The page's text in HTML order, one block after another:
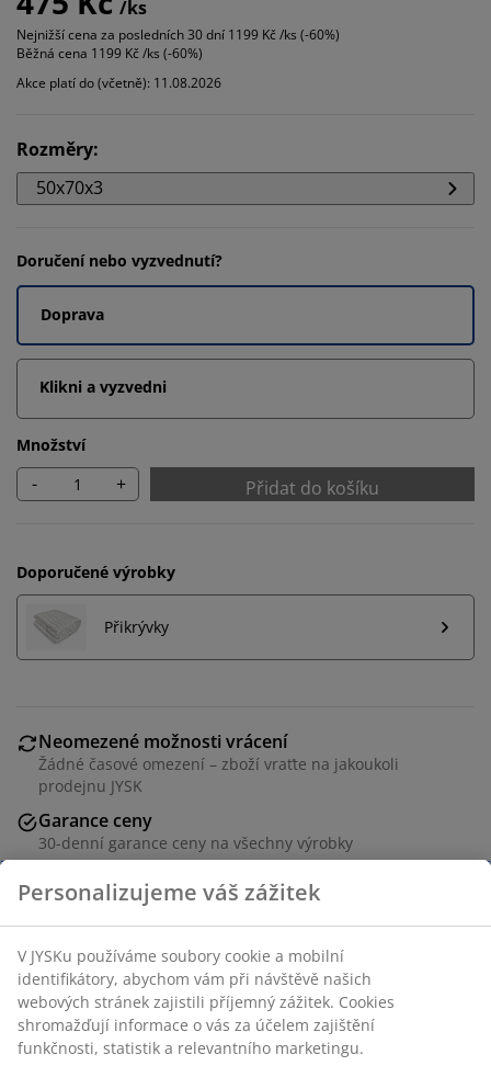
/ks
Nejnižší cena za posledních 30 dní 1199 Kč /ks (-60%)
Běžná cena 1199 Kč /ks (-60%)
Akce platí do (včetně): 11.08.2026
Rozměry:
50x70x3
Doručení nebo vyzvednutí?
Doprava
Klikni a vyzvedni
Množství
- + Přidat do košíku
Doporučené výrobky
Přikrývky
Neomezené možnosti vrácení
Žádné časové omezení – zboží vraťte na jakoukoli
prodejnu JYSK
Garance ceny
30-denní garance ceny na všechny výrobky
Flexibilní možnosti doručení
Rychlá a snadná doprava podle vašich představ
Polštář z umělého vlákna v rozměru 50x70 cm s
unikátní náplní ze silikonizovaného vlákna (100%
recyklováno), které připomíná prachové peří, 1045 g.
Měkké lehké prachové peří si udržuje svůj objem a lze